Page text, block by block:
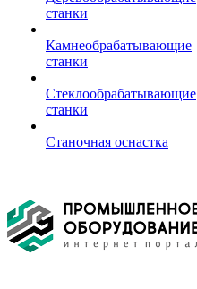
станки
Камнеобрабатывающие
станки
Стеклообрабатывающие
станки
Станочная оснастка